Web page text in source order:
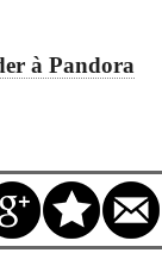
à Pandora